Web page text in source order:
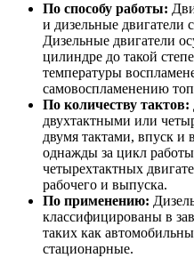
По способу работы:
и дизельные
Дизельные двигатели
цилиндре до такой
температуры
самовоспламенению
По количеству тактов:
двухтактными или
двумя тактами, впуск и
однажды за цикл
четырехтактных
рабочего и выпуска.
По применению:
классифицированы в
таких как
стационарные.